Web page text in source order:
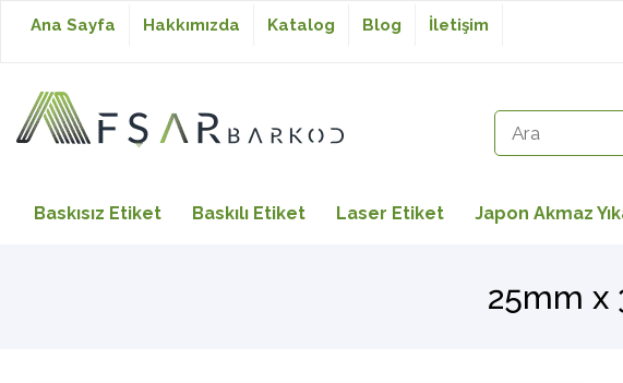
Baskısız Etiket
Ana Sayfa Hakkımızda Katalog Blog
İletişim
Baskısız Etiket Baskılı Etiket Laser Etiket Japon Akmaz
25mm x